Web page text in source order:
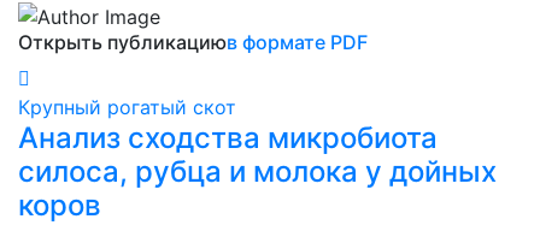
Открыть публикациюв формате PDF
Крупный рогатый скот
Анализ сходства микробиота
силоса, рубца и молока у дойных
коров